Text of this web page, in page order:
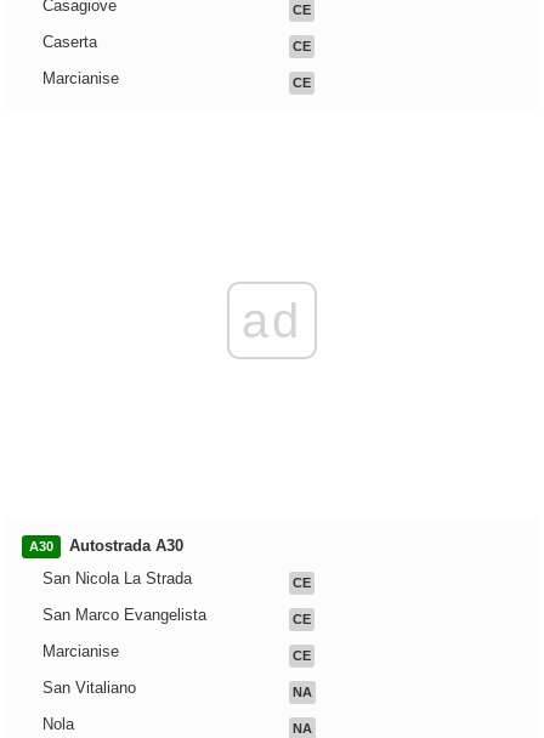
Casagiove CE
Caserta CE
Marcianise CE
ad
A30
Autostrada A30
San Nicola La Strada
CE
San Marco Evangelista CE
Marcianise CE
San Vitaliano NA
Nola NA